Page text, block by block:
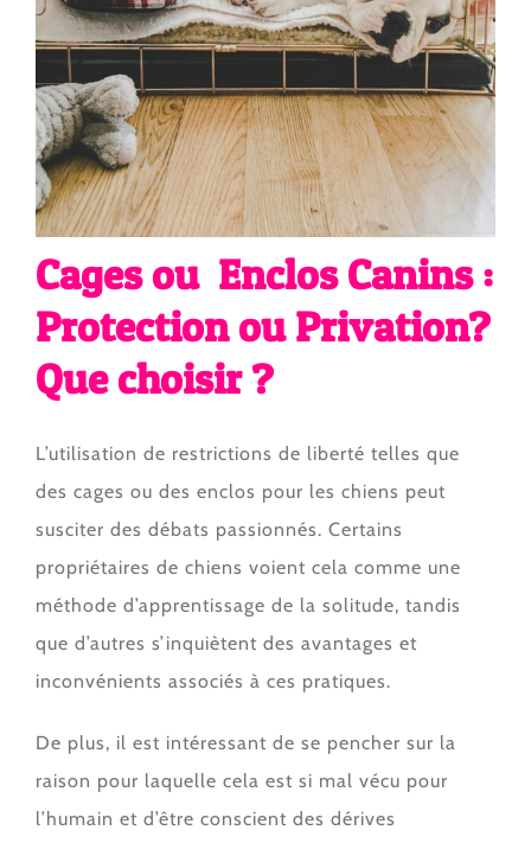
Cages ou Enclos Canins :
Protection ou Privation?
Que choisir ?
L’utilisation de restrictions de liberté telles que
des cages ou des enclos pour les chiens peut
susciter des débats passionnés. Certains
propriétaires de chiens voient cela comme une
méthode d’apprentissage de la solitude, tandis
que d’autres s’inquiètent des avantages et
inconvénients associés à ces pratiques.
De plus, il est intéressant de se pencher sur la
raison pour laquelle cela est si mal vécu pour
l’humain et d’être conscient des dérives